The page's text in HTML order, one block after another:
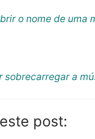
o nome de uma
a
post: